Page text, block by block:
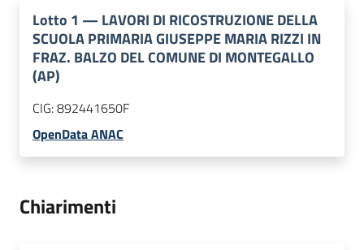
Lotto 1 — LAVORI DI RICOSTRUZIONE DELLA
SCUOLA PRIMARIA GIUSEPPE MARIA RIZZI IN
FRAZ. BALZO DEL COMUNE DI MONTEGALLO
(AP)
CIG:892441650F
OpenData ANAC
Chiarimenti